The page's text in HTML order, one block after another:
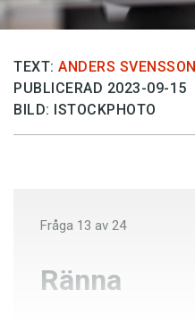
TEXT: ANDERS SVENSSON
PUBLICERAD 2023-09-15
BILD: ISTOCKPHOTO
Fråga 13 av 24
Ränna